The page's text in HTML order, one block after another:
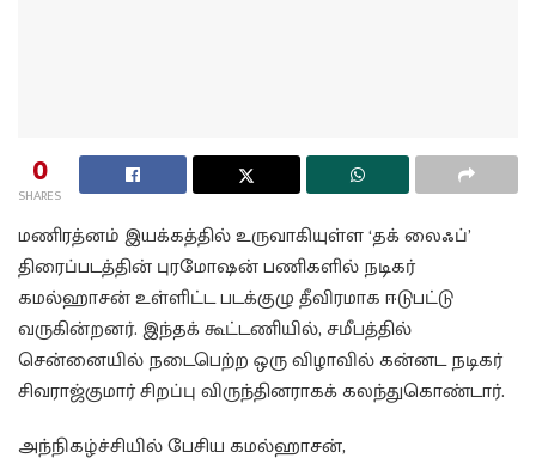
0
SHARES
மணிரத்னம் இயக்கத்தில் உருவாகியுள்ள ‘தக் லைஃப்’
திரைப்படத்தின் புரமோஷன் பணிகளில் நடிகர்
கமல்ஹாசன் உள்ளிட்ட படக்குழு தீவிரமாக ஈடுபட்டு
வருகின்றனர். இந்தக் கூட்டணியில், சமீபத்தில்
சென்னையில் நடைபெற்ற ஒரு விழாவில் கன்னட நடிகர்
சிவராஜ்குமார் சிறப்பு விருந்தினராகக் கலந்துகொண்டார்.
அந்நிகழ்ச்சியில் பேசிய கமல்ஹாசன்,